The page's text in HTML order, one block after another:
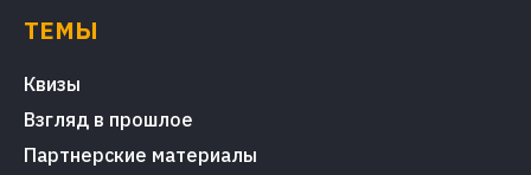
ТЕМЫ
Квизы
Взгляд в прошлое
Партнерские материалы